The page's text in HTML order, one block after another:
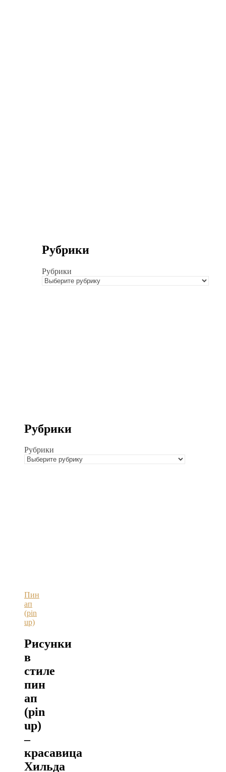
Рубрики
Рубрики
Рубрики
Рубрики
Пин
ап
(pin
up)
Рисунки
в
стиле
пин
ап
(pin
up)
–
красавица
Хильда